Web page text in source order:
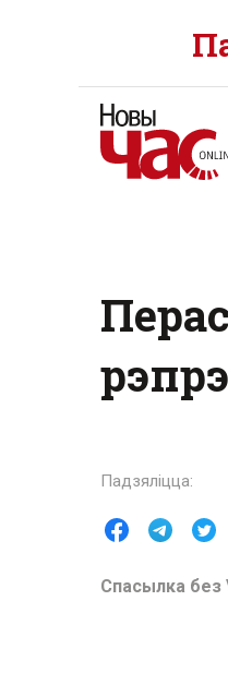
Спасылка без